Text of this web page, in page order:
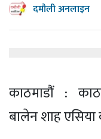
दमौली अनलाइन
काठमाडौं :
बालेन शाह एसिया